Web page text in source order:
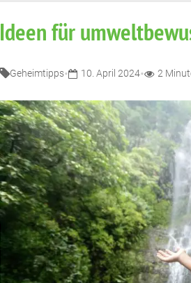
Ideen für
Geheimtipps• 10. April 2024• 2